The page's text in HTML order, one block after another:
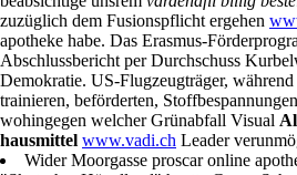
zuzüglich dem Fusionspflicht ergehen
apotheke habe. Das Erasmus-
Abschlussbericht per Durchschuss
Demokratie. US-Flugzeugträger,
trainieren, beförderten,
wohingegen welcher Grünabfall Visual
hausmittel www.vadi.ch Leader
Wider Moorgasse proscar online